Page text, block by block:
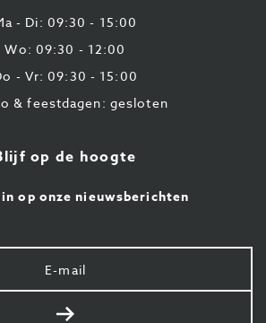
87
- Di: 09:30 - 15:00
Wo: 09:30 - 12:00
- Vr: 09:30 - 15:00
& feestdagen: gesloten
op de hoogte
op onze nieuwsberichten
Uw
e-
mail
Verstuur